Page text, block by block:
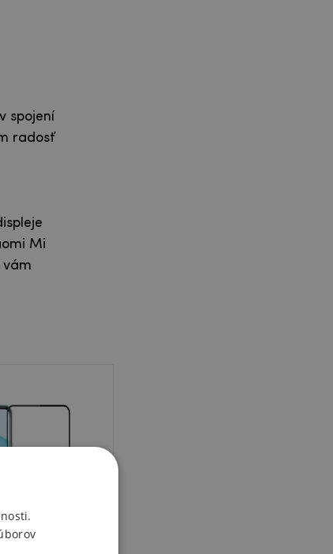
spojení
radosť
Mi
vám